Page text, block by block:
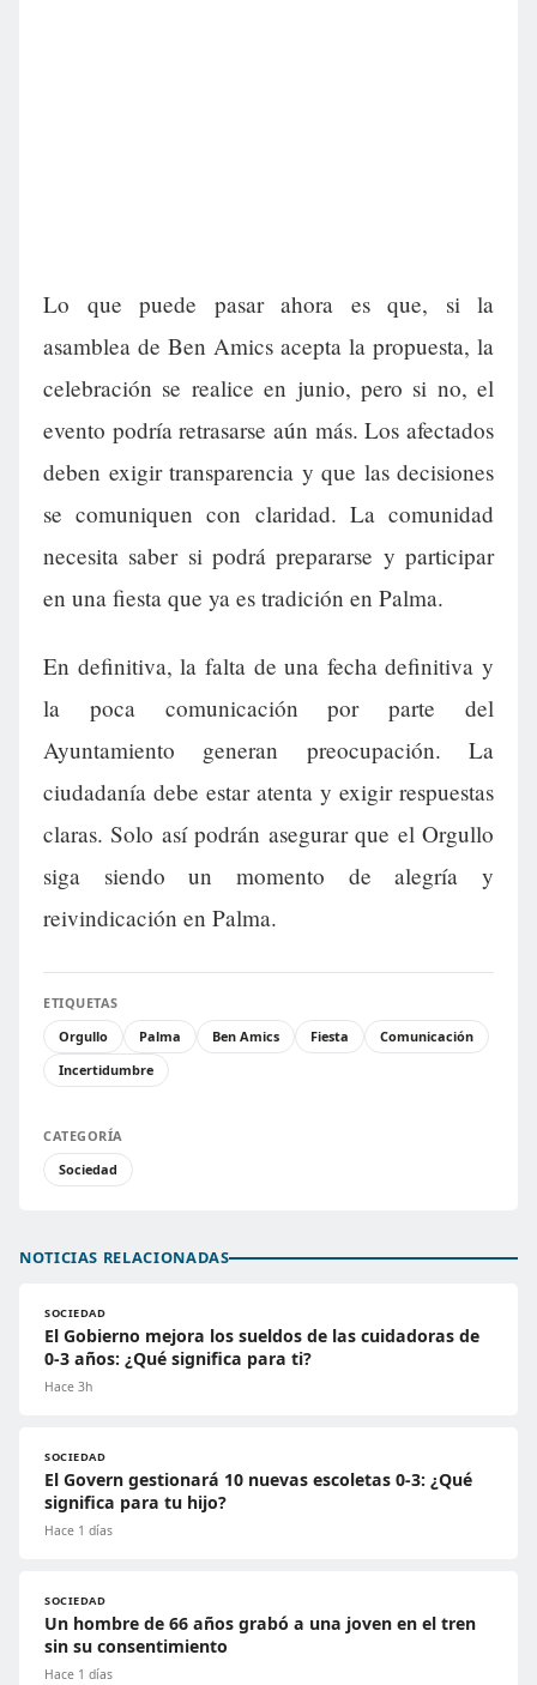
Lo que puede pasar ahora es que, si la
asamblea de Ben Amics acepta la propuesta, la
celebración se realice en junio, pero si no, el
evento podría retrasarse aún más. Los afectados
deben exigir transparencia y que las decisiones
se comuniquen con claridad. La comunidad
necesita saber si podrá prepararse y participar
en una fiesta que ya es tradición en Palma.
En definitiva, la falta de una fecha definitiva y
la poca comunicación por parte del
Ayuntamiento generan preocupación. La
ciudadanía debe estar atenta y exigir respuestas
claras. Solo así podrán asegurar que el Orgullo
siga siendo un momento de alegría y
reivindicación en Palma.
ETIQUETAS
Orgullo
Palma Ben Amics Fiesta
Comunicación
Incertidumbre
CATEGORÍA
Sociedad
NOTICIAS RELACIONADAS
SOCIEDAD
El Gobierno mejora los sueldos de las cuidadoras de
0-3 años: ¿Qué significa para ti?
Hace 3h
SOCIEDAD
El Govern gestionará 10 nuevas escoletas 0-3: ¿Qué
significa para tu hijo?
Hace 1 días
SOCIEDAD
Un hombre de 66 años grabó a una joven en el tren
sin su consentimiento
Hace 1 días